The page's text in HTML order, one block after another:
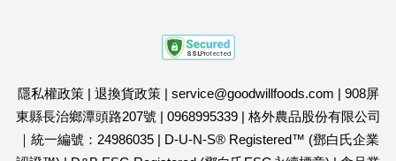
隱私權政策| 退換貨政策| service@goodwillfoods.com | 908屏
東縣長治鄉潭頭路207號 | 0968995339| 格外農品股份有限公司
｜統一編號：24986035| D-U-N-S® Registered™ (鄧白氏企業